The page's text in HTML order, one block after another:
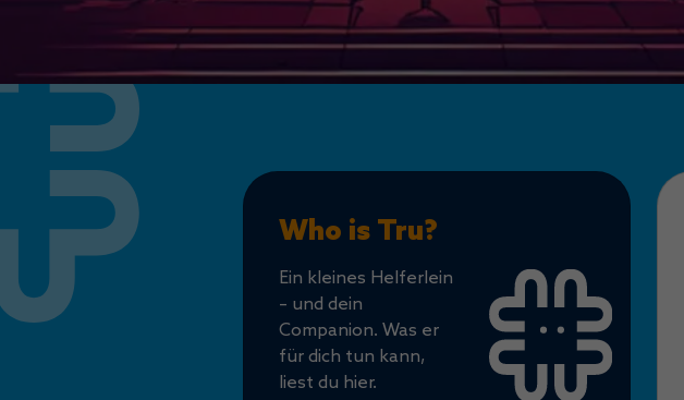
Who is Tru?
Ein kleines Helferlein
– und dein
Companion. Was er
für dich tun kann,
liest du hier.